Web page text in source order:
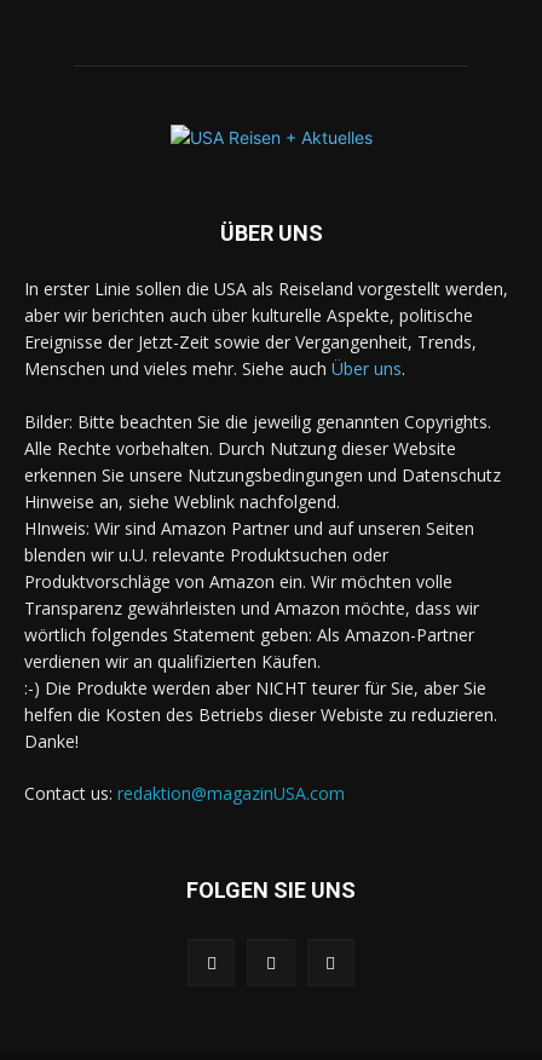
ÜBER UNS
In erster Linie sollen die USA als Reiseland vorgestellt werden,
aber wir berichten auch über kulturelle Aspekte, politische
Ereignisse der Jetzt-Zeit sowie der Vergangenheit, Trends,
Menschen und vieles mehr. Siehe auch Über uns.
Bilder: Bitte beachten Sie die jeweilig genannten Copyrights.
Alle Rechte vorbehalten. Durch Nutzung dieser Website
erkennen Sie unsere Nutzungsbedingungen und Datenschutz
Hinweise an, siehe Weblink nachfolgend.
HInweis: Wir sind Amazon Partner und auf unseren Seiten
blenden wir u.U. relevante Produktsuchen oder
Produktvorschläge von Amazon ein. Wir möchten volle
Transparenz gewährleisten und Amazon möchte, dass wir
wörtlich folgendes Statement geben: Als Amazon-Partner
verdienen wir an qualifizierten Käufen.
:-) Die Produkte werden aber NICHT teurer für Sie, aber Sie
helfen die Kosten des Betriebs dieser Webiste zu reduzieren.
Danke!
Contact us: redaktion@magazinUSA.com
FOLGEN SIE UNS